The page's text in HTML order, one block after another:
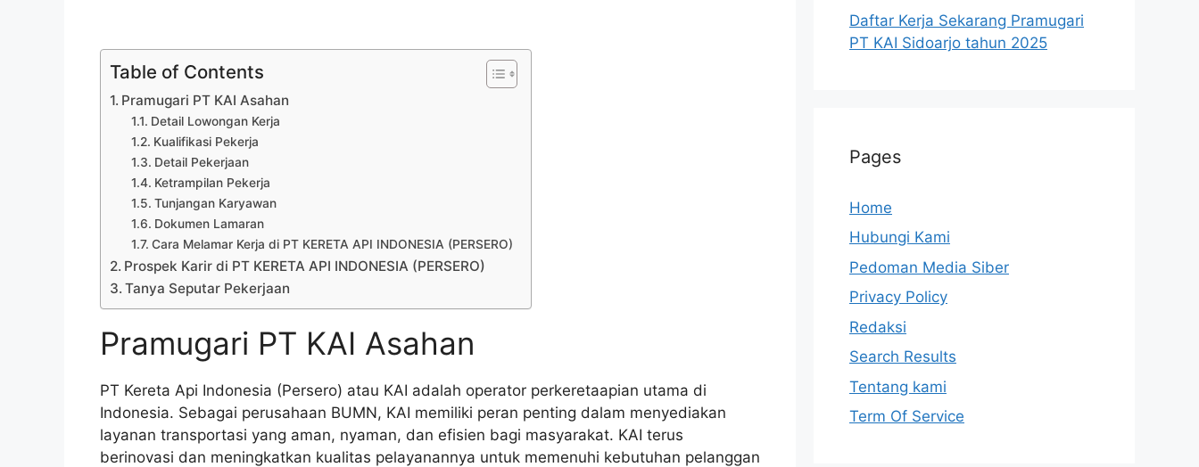
Table of Contents
Pramugari PT KAI Asahan
Detail Lowongan Kerja
Kualifikasi Pekerja
Detail Pekerjaan
Ketrampilan Pekerja
Tunjangan Karyawan
Dokumen Lamaran
Cara Melamar Kerja di PT KERETA API INDONESIA (PERSERO)
Prospek Karir di PT KERETA API INDONESIA (PERSERO)
Tanya Seputar Pekerjaan
Pramugari PT KAI Asahan
PT Kereta Api Indonesia (Persero) atau KAI adalah operator perkeretaapian utama di
Indonesia. Sebagai perusahaan BUMN, KAI memiliki peran penting dalam menyediakan
layanan transportasi yang aman, nyaman, dan efisien bagi masyarakat. KAI terus
berinovasi dan meningkatkan kualitas pelayanannya untuk memenuhi kebutuhan pelanggan
Daftar Kerja Sekarang Pramugari
PT KAI Sidoarjo tahun 2025
Pages
Home
Hubungi Kami
Pedoman Media Siber
Privacy Policy
Redaksi
Search Results
Tentang kami
Term Of Service